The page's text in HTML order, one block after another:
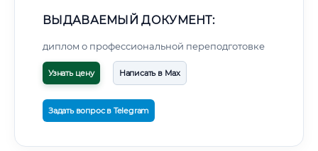
ВЫДАВАЕМЫЙ ДОКУМЕНТ:
диплом о профессиональной переподготовке
Узнать цену Написать в Max
Задать вопрос в Telegram